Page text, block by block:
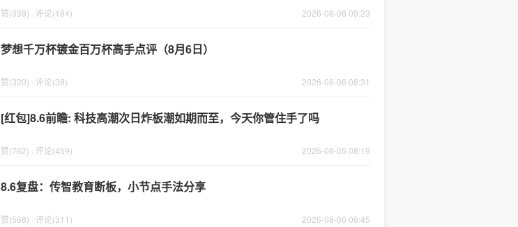
赞(339) · 评论(184) 2026-08-06 09:23
梦想千万杯镀金百万杯高手点评（8月6日）
赞(320) · 评论(38) 2026-08-06 08:31
[红包]8.6前瞻: 科技高潮次日炸板潮如期而至，今天你管住手了吗
赞(762) · 评论(459) 2026-08-05 08:19
8.6复盘：传智教育断板，小节点手法分享
赞(568) · 评论(311) 2026-08-06 06:45